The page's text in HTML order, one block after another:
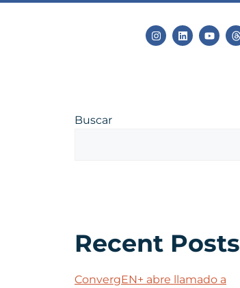
Buscar
Recent Posts
ConvergEN+ abre llamado a